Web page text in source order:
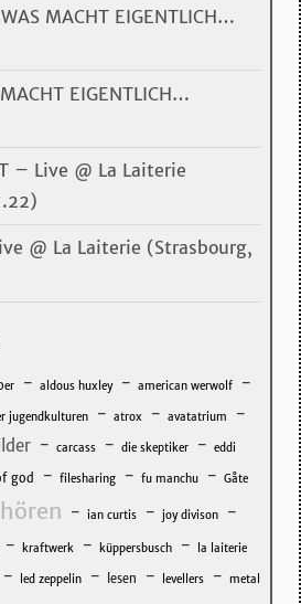
WAS MACHT EIGENTLICH…
EIGENTLICH…
– Live @ La Laiterie
@ La Laiterie (Strasbourg,
- aldous huxley - american werwolf -
jugendkulturen - atrox - avatatrium -
- carcass - die skeptiker - eddi
god - filesharing - fu manchu - Gåte
hören - ian curtis - joy divison -
- kraftwerk - küppersbusch - la laiterie
- led zeppelin - lesen - levellers - metal